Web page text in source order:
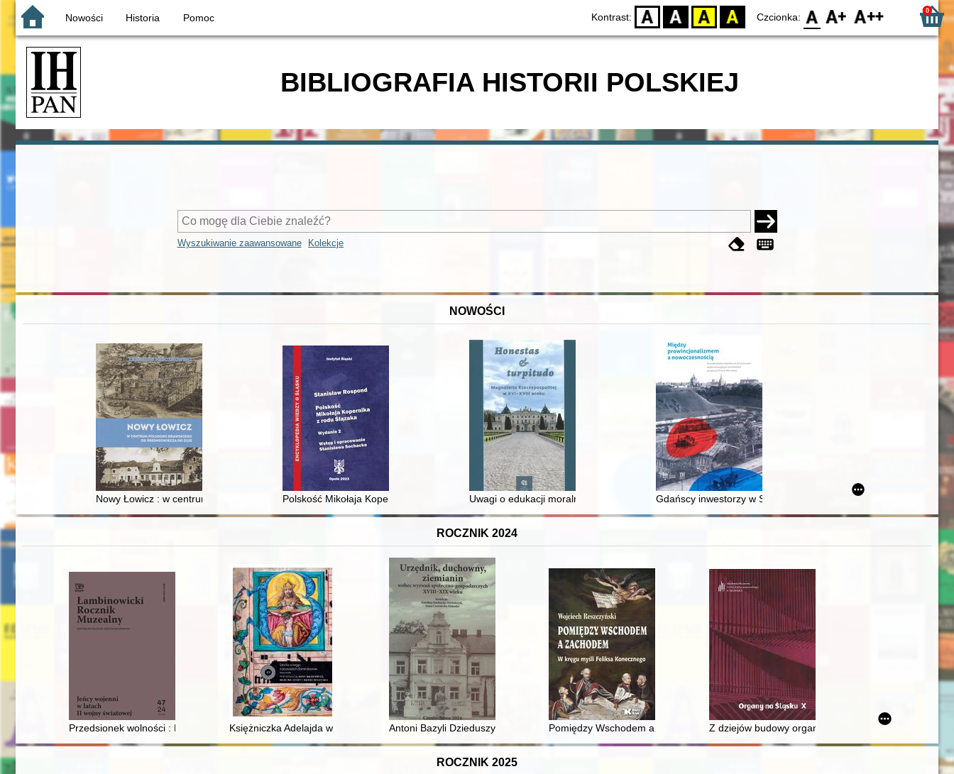
Nowości Historia Pomoc Kontrast: D BW YB BY Czcionka: F0 F1 F2 0
BIBLIOGRAFIA HISTORII POLSKIEJ
Wyszukiwanie zaawansowane Kolekcje
NOWOŚCI
Nowy Łowicz : w centrum poligonu drawskiego od średniowiecza do dziś
Polskość Mikołaja Kopernika z rodu ŚlązakaUwagi o edukacji moralnej synów szlacheckich w XVI-wiecznej Rzeczypospolitej
Gdańscy inwestorzy w Sopocie : prestiż finansowy i towarzyski
ROCZNIK 2024
Przedsionek wolności : Polski Obóz Wojskowy Dössel-Peckelsheim w dziennikach kpt. Zdzisława Koziołkowskiego
Księżniczka Adelajda w tradycji sandomierskich dominikanówAntoni Bazyli Dzieduszycki i jego kariera w administracji Rzeczypospolitej = Antoni Bazyli Dzieduszycki and his career in
Pomiędzy Wschodem a Zachodem : w kręgu myśli Feliksa Konecznego
Z dziejów budowy organów kościoła pw. św. Floriana
ROCZNIK 2025